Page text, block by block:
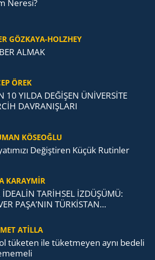
Neresi?
GÖZKAYA-HOLZHEY
ALMAK
ÖREK
10 YILDA DEĞİŞEN ÜNİVERSİTE
DAVRANIŞLARI
KÖSEOĞLU
De­ğiş­ti­ren Küçük Ru­tin­ler
KARAYMIR
İDEALİN TARİHSEL İZDÜŞÜMÜ:
PAŞA’NIN TÜRKİSTAN
UZANAN MİRASI
ATİLLA
tü­ke­ten ile tü­ket­me­yen aynı be­de­li